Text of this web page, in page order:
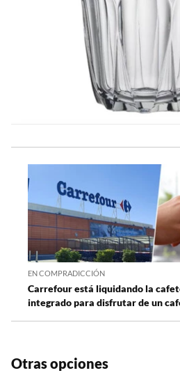
EN COMPRADICCIÓN
Carrefour está liquidando la
integrado para disfrutar de un
Otras opciones